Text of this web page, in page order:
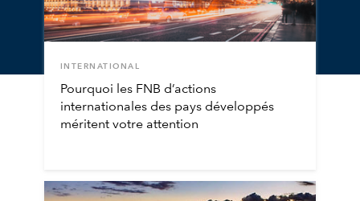
INTERNATIONAL
Pourquoi les FNB d’actions
internationales des pays développés
méritent votre attention